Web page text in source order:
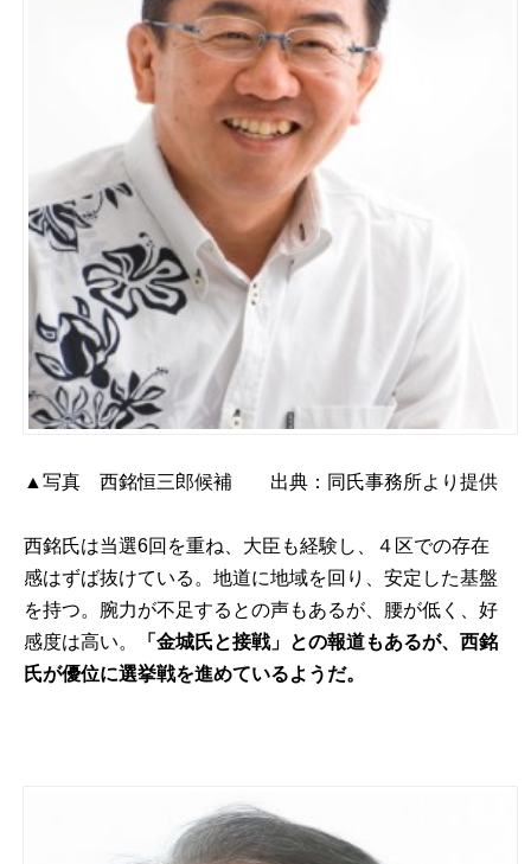
▲写真 西銘恒三郎候補 出典：同氏事務所より提供
西銘氏は当選6回を重ね、大臣も経験し、４区での存在
感はずば抜けている。地道に地域を回り、安定した基盤
を持つ。腕力が不足するとの声もあるが、腰が低く、好
感度は高い。
「金城氏と接戦」との報道もあるが、西銘
氏が優位に選挙戦を進めているようだ。